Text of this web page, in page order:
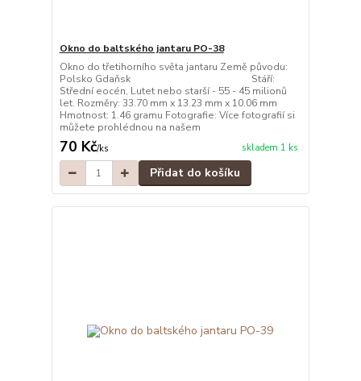
Okno do baltského jantaru PO-38
Okno do třetihorního světa jantaru Země původu:
Polsko Gdaňsk Stáří:
Střední eocén, Lutet nebo starší - 55 - 45 milionů
let. Rozměry: 33.70 mm x 13.23 mm x 10.06 mm
Hmotnost: 1.46 gramu Fotografie: Více fotografií si
můžete prohlédnou na našem
70 Kč/ks skladem 1 ks
Přidat do košíku